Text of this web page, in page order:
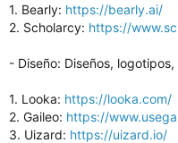
1. Bearly: https://bearly.ai/
2. Scholarcy: https://
- Diseño: Diseños,
1. Looka: https://looka.com/
2. Gaileo: https://
3. Uizard: https://uizard.io/